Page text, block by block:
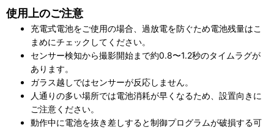
使用上のご注意
充電式電池をご使用の場合、過放電を防ぐため電池残量はこ
まめにチェックしてください。
センサー検知から撮影開始まで約0.8〜1.2秒のタイムラグが
あります。
ガラス越しではセンサーが反応しません。
人通りの多い場所では電池消耗が早くなるため、設置向きに
ご注意ください。
動作中に電池を抜き差しすると制御プログラムが破損する可